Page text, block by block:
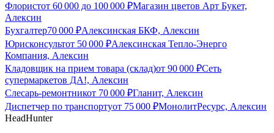
Флористот 60 000 до 100 000 ₽Магазин цветов Арт Букет,
Алексин
Бухгалтер70 000 ₽Алексинская БКФ, Алексин
Юрисконсультот 50 000 ₽Алексинская Тепло-Энерго
Компания, Алексин
Кладовщик на прием товара (склад)от 90 000 ₽Сеть
супермаркетов ДА!, Алексин
Слесарь-ремонтникот 70 000 ₽Гланит, Алексин
Диспетчер по транспортуот 75 000 ₽МонолитРесурс, Алексин
HeadHunter